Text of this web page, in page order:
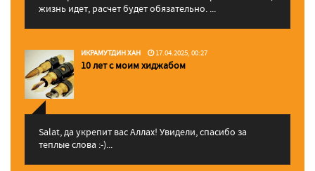
жизнь идет, расчет будет обязательно. ...
ИКРАМУТДИН ХАН 17.04.2025, 00:27
10 лет с моим хиджабом
Salat, да укрепит вас Аллаx! Увидели, спасибо за
теплые слова :-)...